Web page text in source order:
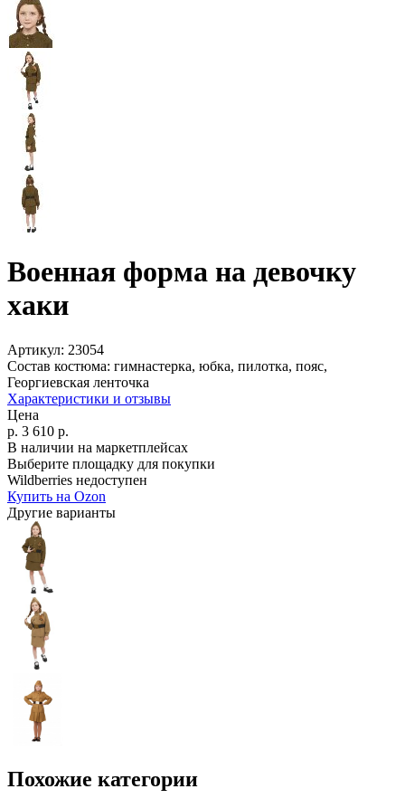
Военная форма на девочку
хаки
Артикул: 23054
Состав костюма: гимнастерка, юбка, пилотка, пояс,
Георгиевская ленточка
Характеристики и отзывы
Цена
р. 3 610 р.
В наличии на маркетплейсах
Выберите площадку для покупки
Wildberries недоступен
Купить на Ozon
Другие варианты
Похожие категории